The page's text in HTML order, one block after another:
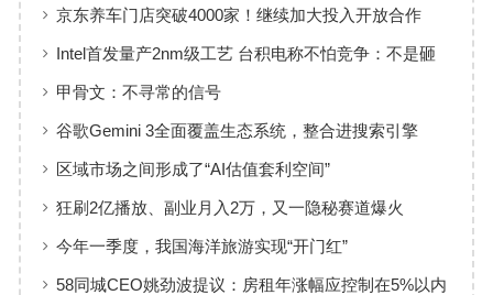
京东养车门店突破4000家！继续加大投入开放合作
Intel首发量产2nm级工艺 台积电称不怕竞争：不是砸
钱就行的
甲骨文：不寻常的信号
谷歌Gemini 3全面覆盖生态系统，整合进搜索引擎
区域市场之间形成了“AI估值套利空间”
狂刷2亿播放、副业月入2万，又一隐秘赛道爆火
今年一季度，我国海洋旅游实现“开门红”
58同城CEO姚劲波提议：房租年涨幅应控制在5%以内